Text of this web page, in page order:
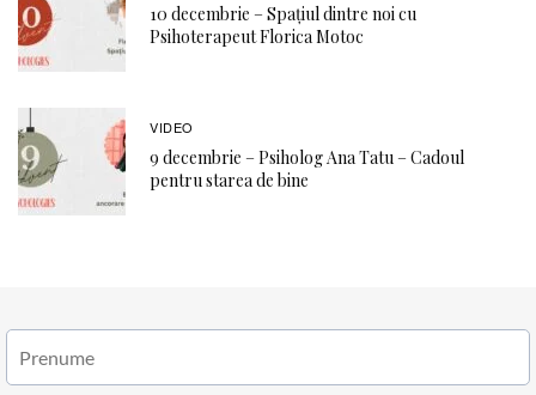
10 decembrie – Spațiul dintre noi cu
Psihoterapeut Florica Motoc
VIDEO
9 decembrie – Psiholog Ana Tatu – Cadoul
pentru starea de bine